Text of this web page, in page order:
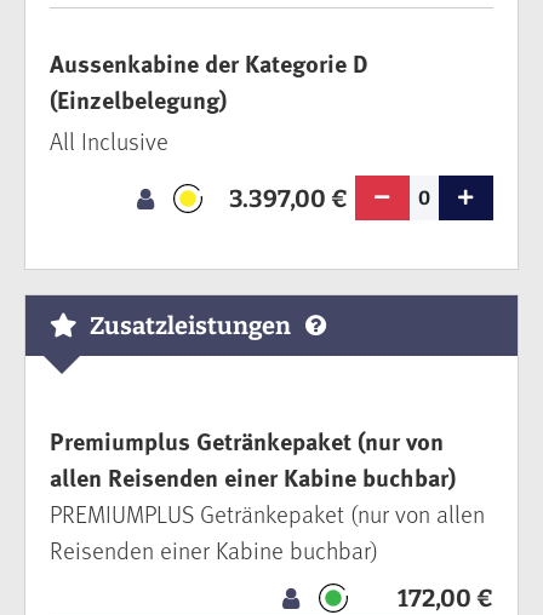
Aussenkabine der Kategorie D
(Einzelbelegung)
3.397,00 € 0
All Inclusive
Zusatzleistungen
Premiumplus Getränkepaket (nur von
allen Reisenden einer Kabine buchbar)
172,00 €
PREMIUMPLUS Getränkepaket (nur von allen
Reisenden einer Kabine buchbar)